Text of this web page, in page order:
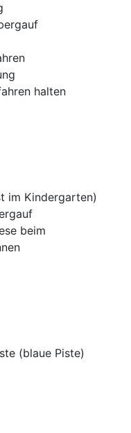
halten
im Kindergarten)
beim
(blaue Piste)